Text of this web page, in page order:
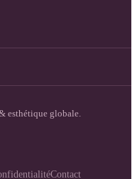
esthétique globale.
Contact